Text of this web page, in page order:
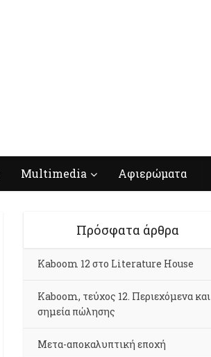
Multimedia Αφιερώματα
Πρόσφατα άρθρα
Kaboom 12 στο Literature House
Kaboom, τεύχος 12. Περιεχόμενα και
σημεία πώλησης
Μετα-αποκαλυπτική εποχή